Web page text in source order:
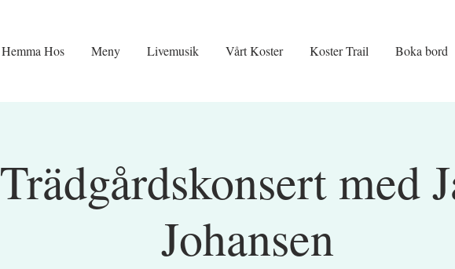
Hemma Hos Meny Livemusik Vårt Koster Koster Trail Boka bord
Trädgårdskonsert med
Johansen